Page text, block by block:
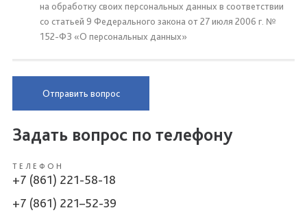
на обработку своих персональных данных в соответствии
со статьей 9 Федерального закона от 27 июля 2006 г. №
152-ФЗ «О персональных данных»
Отправить вопрос
Задать вопрос по телефону
ТЕЛЕФОН
+7 (861) 221-58-18
+7 (861) 221–52-39